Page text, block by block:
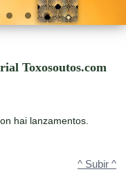
Toxosoutos.com
hai lanzamentos.
^ Subir ^